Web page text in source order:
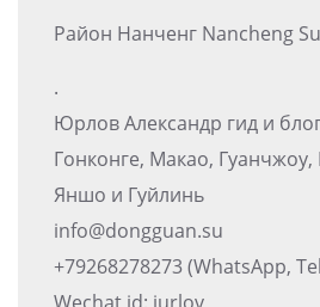
Район Нанченг Nancheng
.
Юрлов Александр гид и
Гонконге, Макао,
Яншо и Гуйлинь
info@dongguan.su
+79268278273 (WhatsApp,